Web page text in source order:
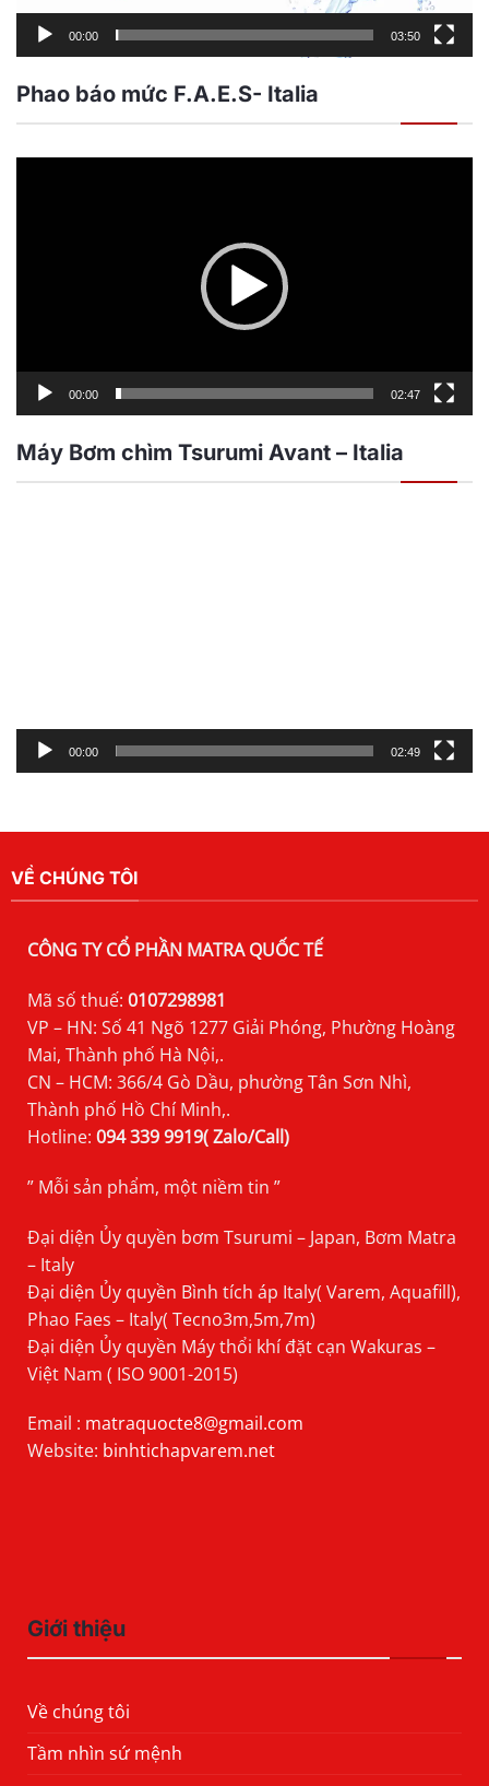
00:00 03:50
Phao báo mức F.A.E.S- Italia
00:00 02:47
Máy Bơm chìm Tsurumi Avant – Italia
00:00 02:49
VỀ CHÚNG TÔI
CÔNG TY CỔ PHẦN MATRA QUỐC TẾ
Mã số thuế: 0107298981
VP – HN: Số 41 Ngõ 1277 Giải Phóng, Phường Hoàng
Mai, Thành phố Hà Nội,.
CN – HCM: 366/4 Gò Dầu, phường Tân Sơn Nhì,
Thành phố Hồ Chí Minh,.
Hotline: 094 339 9919( Zalo/Call)
” Mỗi sản phẩm, một niềm tin ”
Đại diện Ủy quyền bơm Tsurumi – Japan, Bơm Matra
– Italy
Đại diện Ủy quyền Bình tích áp Italy( Varem, Aquafill),
Phao Faes – Italy( Tecno3m,5m,7m)
Đại diện Ủy quyền Máy thổi khí đặt cạn Wakuras –
Việt Nam ( ISO 9001-2015)
Email : matraquocte8@gmail.com
Website: binhtichapvarem.net
Giới thiệu
Về chúng tôi
Tầm nhìn sứ mệnh